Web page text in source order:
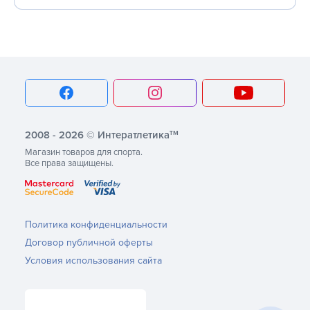
2008 - 2026 © Интератлетикатм
Магазин товаров для спорта.
Все права защищены.
Политика конфиденциальности
Договор публичной оферты
Условия использования сайта